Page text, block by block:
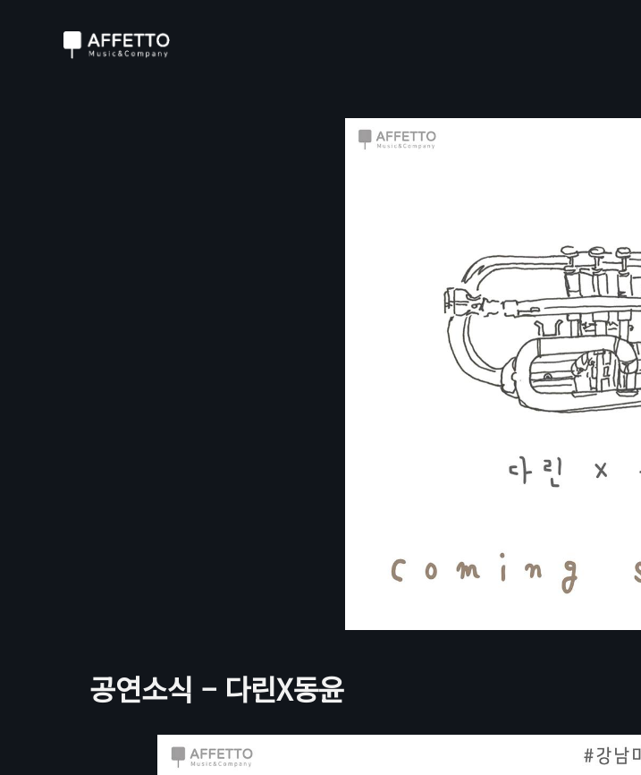
공연소식 – 다린X동윤